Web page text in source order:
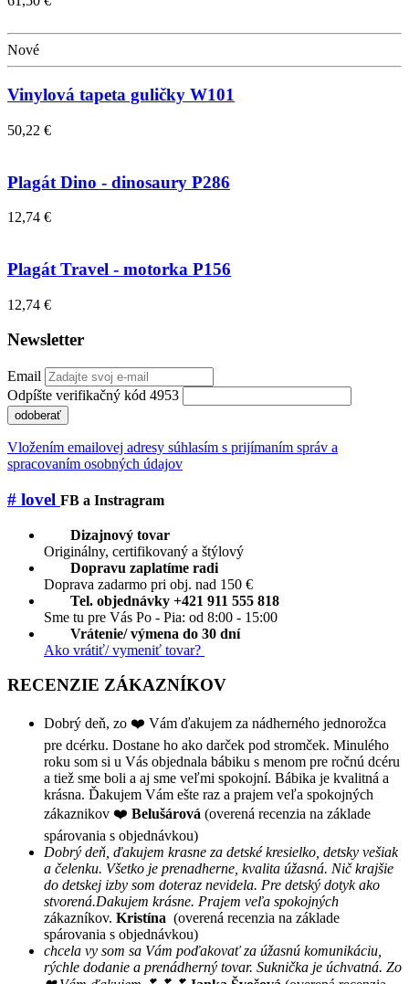
Nové
Vinylová tapeta guličky W101
50,22 €
Plagát Dino - dinosaury P286
12,74 €
Plagát Travel - motorka P156
12,74 €
Newsletter
Email
Odpíšte verifikačný kód 4953
odoberať
Vložením emailovej adresy súhlasím s prijímaním správ a
spracovaním osobných údajov
# lovel FB a Instragram
Dizajnový tovar
Originálny, certifikovaný a štýlový
Dopravu zaplatíme radi
Doprava zadarmo pri obj. nad 150 €
Tel. objednávky +421 911 555 818
Sme tu pre Vás Po - Pia: od 8:00 - 15:00
Vrátenie/ výmena do 30 dní
Ako vrátiť/ vymeniť tovar?
RECENZIE ZÁKAZNÍKOV
Dobrý deň, zo ❤️ Vám ďakujem za nádherného jednorožca
pre dcérku. Dostane ho ako darček pod stromček. Minulého
roku som si u Vás objednala bábiku s menom pre ročnú dcéru
a tiež sme boli a aj sme veľmi spokojní. Bábika je kvalitná a
krásna. Ďakujem Vám ešte raz a prajem veľa spokojných
zákaznikov ❤️ Belušárová (overená recenzia na základe
spárovania s objednávkou)
Dobrý deň, ďakujem krasne za detské kresielko, detsky vešiak
a čelenku. Všetko je prenadherne, kvalita úžasná. Nič krajšie
do detskej izby som doteraz nevidela. Pre detský dotyk ako
stvorená.Dakujem krásne. Prajem veľa spokojných
zákazníkov. Kristína (overená recenzia na základe
spárovania s objednávkou)
chcela vy som sa Vám poďakovať za úžasnú komunikáciu,
rýchle dodanie a prenádherný tovar. Suknička je úchvatná. Zo